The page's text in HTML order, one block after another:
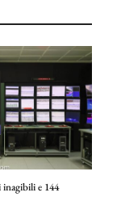
inagibili e 144